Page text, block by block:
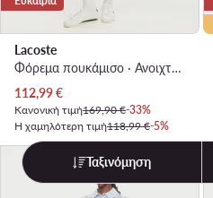
Lacoste
Φόρεμα πουκάμισο · Ανοιχτό μπλε · Midi
Τρέχουσα τιμή
112,99€
Κανονική τιμή169,90 €-33%
Η χαμηλότερη τιμή118,99 €-5%
Ταξινόμηση